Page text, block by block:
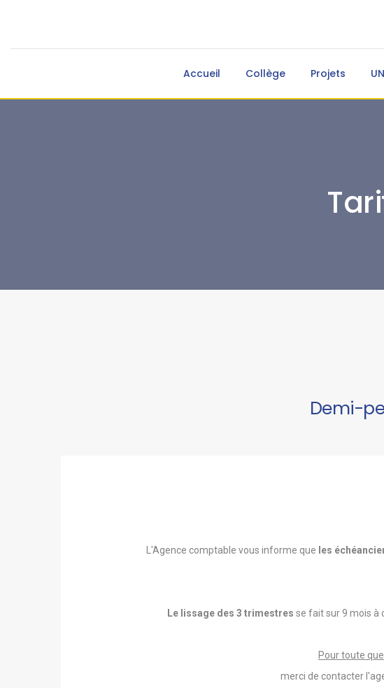
Accueil Collège Projets
Demi-
L'Agence comptable vous informe que les
Le lissage des 3 trimestres se fait sur 9 mois à
Pour toute
merci de contacter